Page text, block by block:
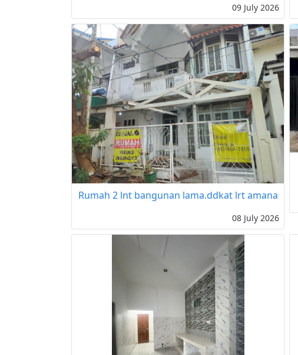
09 July 2026
Rumah 2 lnt bangunan lama.ddkat lrt amana
08 July 2026